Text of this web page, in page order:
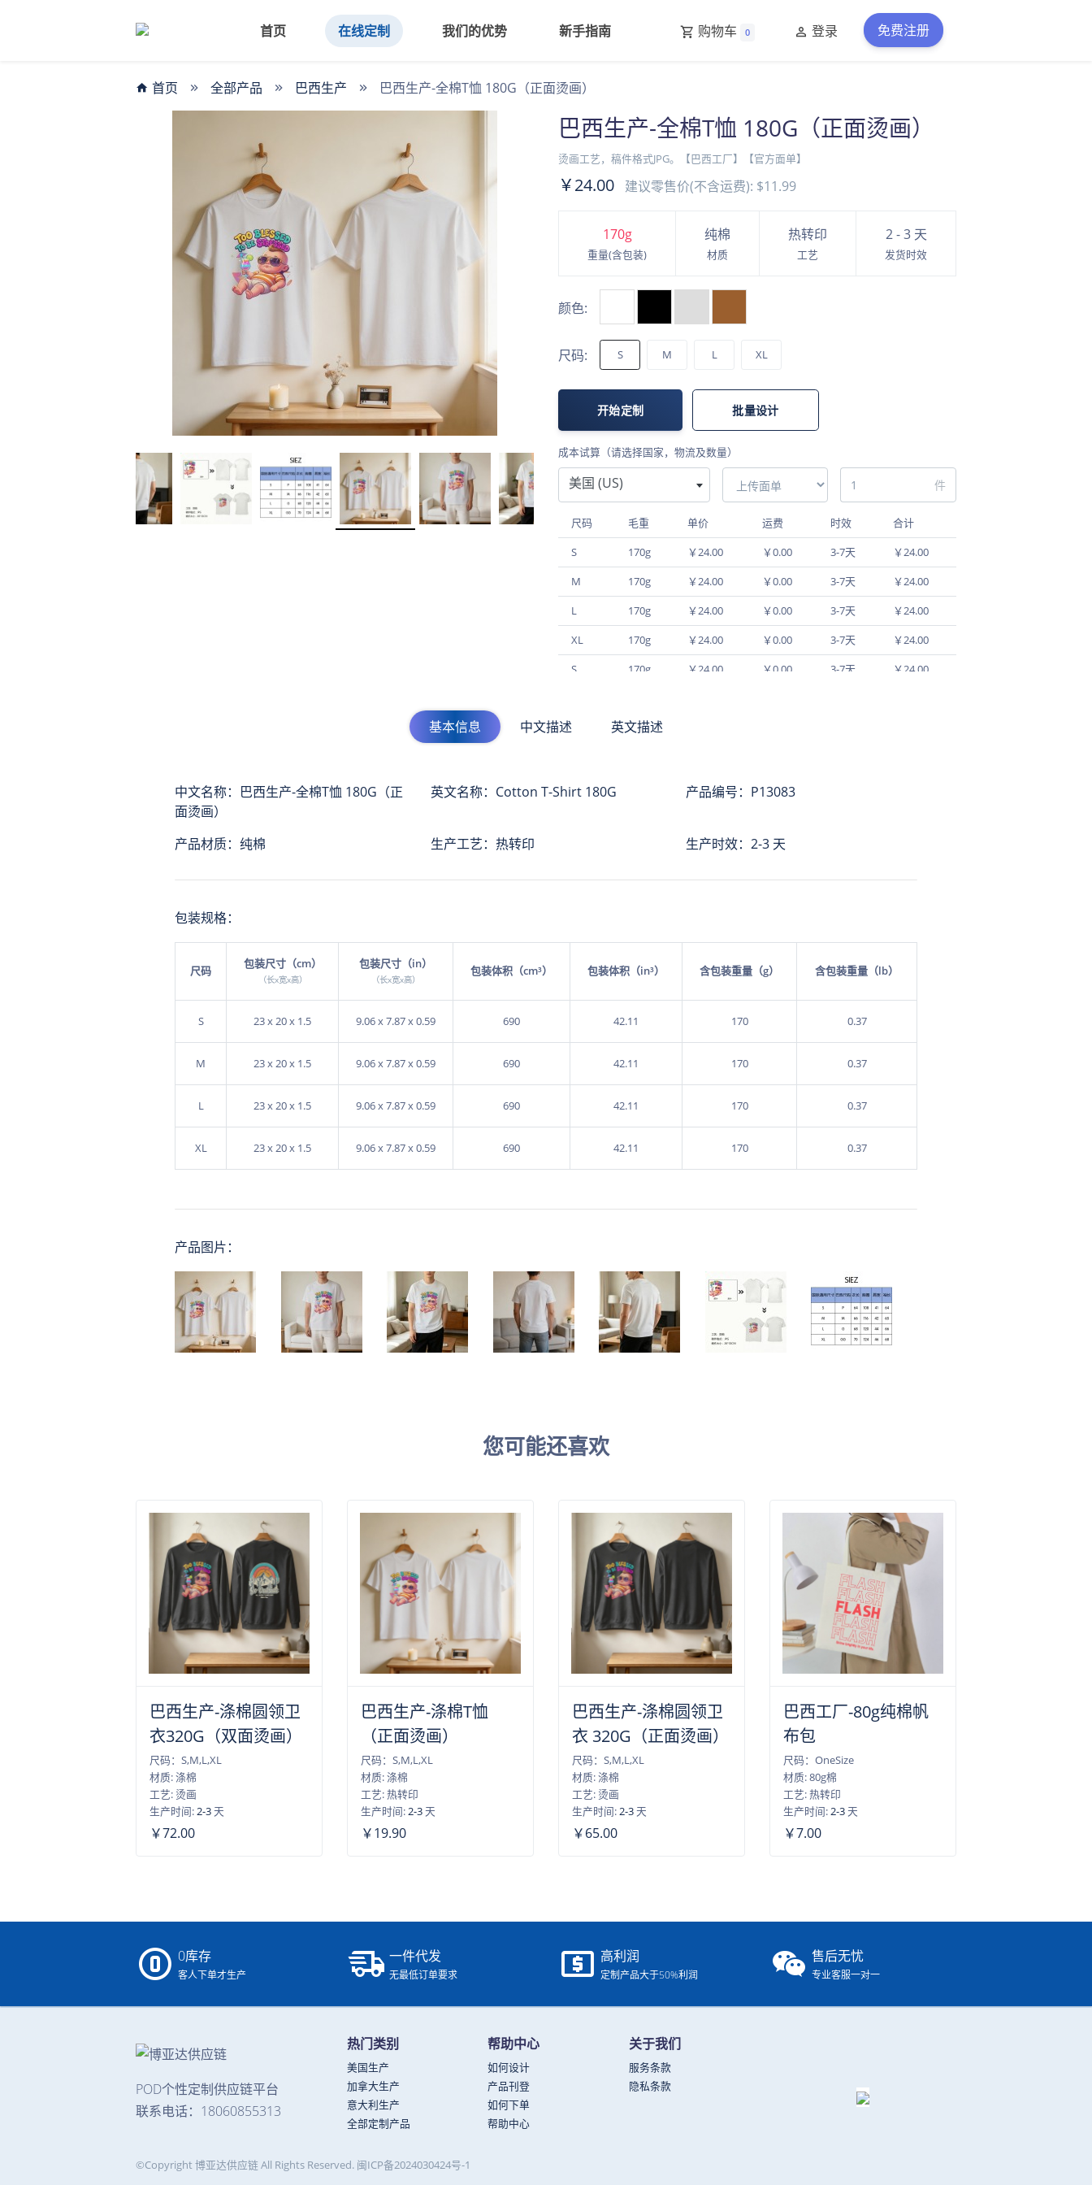
首页 在线定制 我们的优势 新手指南 购物车 0 登录 免费注册
首页 全部产品 巴西生产 巴西生产-全棉T恤 180G（正面烫画）
巴西生产-全棉T恤 180G（正面烫画）
烫画工艺，稿件格式JPG。【巴西工厂】【官方面单】
￥24.00 建议零售价(不含运费): $11.99
170g
重量(含包装)
纯棉
材质
热转印
工艺
2 - 3 天
发货时效
颜色:
尺码: S M L XL
开始定制 批量设计
成本试算（请选择国家，物流及数量）
美国 (US) 件
尺码 毛重 单价 运费 时效
合计
S
170g ￥24.00 ￥0.00 3-7天
￥24.00
M
170g ￥24.00 ￥0.00 3-7天
￥24.00
L
170g ￥24.00 ￥0.00 3-7天
￥24.00
XL
170g ￥24.00 ￥0.00 3-7天
￥24.00
S
170g ￥24.00 ￥0.00 3-7天
￥24.00
170g
S
￥24.00 ￥0.00
￥24.00 ￥0.00
170g ￥24.00 ￥0.00 3-7天
基本信息 中文描述 英文描述
中文名称：巴西生产-全棉T恤 180G（正
面烫画）
英文名称：Cotton T-Shirt 180G 产品编号：P13083
产品材质：纯棉 生产工艺：热转印 生产时效：2-3 天
包装规格：
尺码 包装尺寸（cm）
（长x宽x高）
包装尺寸（in）
（长x宽x高）
包装体积（cm³） 包装体积（in³） 含包装重量（g） 含包装重量（lb）
S 23 x 20 x 1.5 9.06 x 7.87 x 0.59 690 42.11 170 0.37
M 23 x 20 x 1.5 9.06 x 7.87 x 0.59 690 42.11 170 0.37
L 23 x 20 x 1.5 9.06 x 7.87 x 0.59 690 42.11 170 0.37
XL 23 x 20 x 1.5 9.06 x 7.87 x 0.59 690 42.11 170 0.37
产品图片：
您可能还喜欢
巴西生产-涤棉圆领卫
衣320G（双面烫画）
尺码：S,M,L,XL
材质: 涤棉
工艺: 烫画
生产时间:2-3天
￥72.00
巴西生产-涤棉T恤
（正面烫画）
尺码：S,M,L,XL
材质: 涤棉
工艺: 热转印
生产时间:2-3天
￥19.90
巴西生产-涤棉圆领卫
衣 320G（正面烫画）
尺码：S,M,L,XL
材质: 涤棉
工艺: 烫画
生产时间:2-3天
￥65.00
巴西工厂-80g纯棉帆
布包
尺码：OneSize
材质: 80g棉
工艺: 热转印
生产时间:2-3天
￥7.00
0库存
客人下单才生产
一件代发
无最低订单要求
高利润
定制产品大于50%利润
售后无忧
专业客服一对一
POD个性定制供应链平台
联系电话：18060855313
热门类别
美国生产
加拿大生产
意大利生产
全部定制产品
帮助中心
如何设计
产品刊登
如何下单
帮助中心
关于我们
服务条款
隐私条款
©Copyright 博亚达供应链 All Rights Reserved. 闽ICP备2024030424号-1